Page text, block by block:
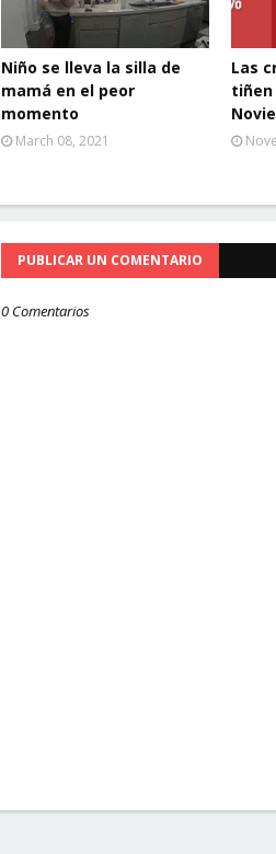
Niño se lleva la silla de
mamá en el peor
momento
March 08, 2021
Las
tiñen
PUBLICAR UN COMENTARIO
0 Comentarios